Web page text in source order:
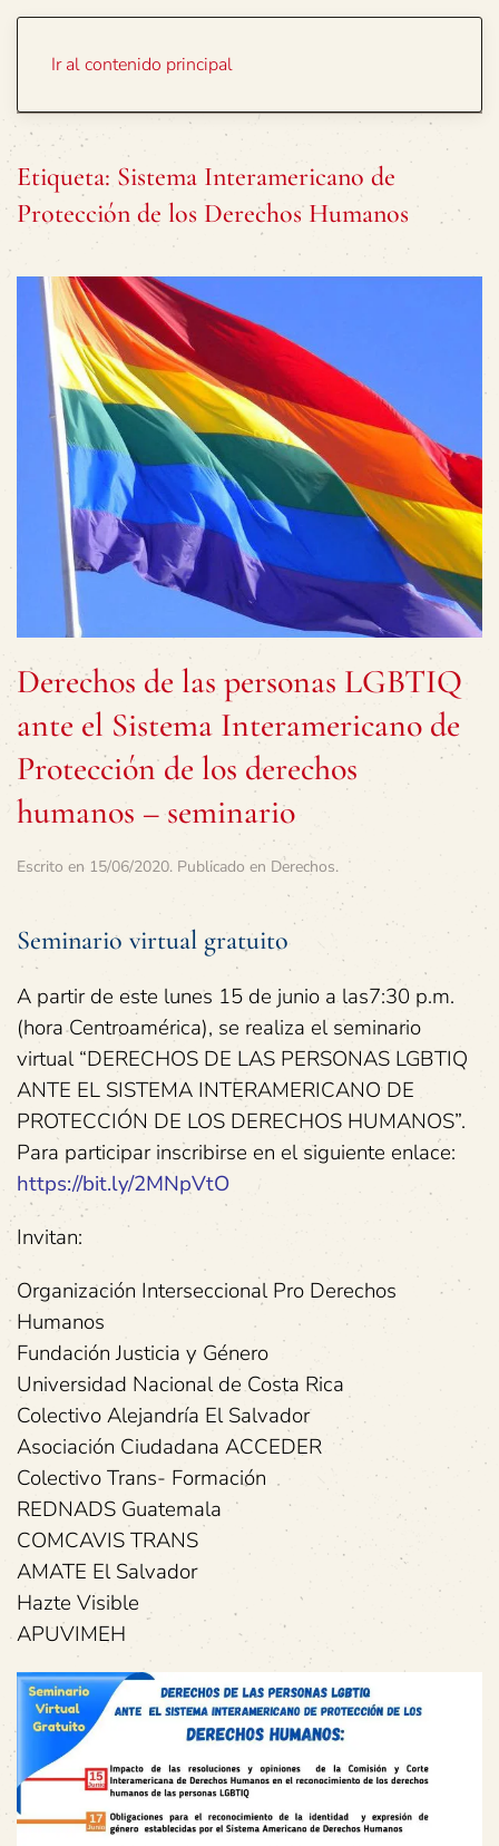
Ir al contenido principal
Etiqueta: Sistema Interamericano de
Protección de los Derechos Humanos
Derechos de las personas LGBTIQ
ante el Sistema Interamericano de
Protección de los derechos
humanos – seminario
Escrito en 15/06/2020. Publicado en Derechos.
Seminario virtual gratuito
A partir de este lunes 15 de junio a las7:30 p.m.
(hora Centroamérica), se realiza el seminario
virtual “DERECHOS DE LAS PERSONAS LGBTIQ
ANTE EL SISTEMA INTERAMERICANO DE
PROTECCIÓN DE LOS DERECHOS HUMANOS”.
Para participar inscribirse en el siguiente enlace:
https://bit.ly/2MNpVtO
Invitan:
Organización Interseccional Pro Derechos
Humanos
Fundación Justicia y Género
Universidad Nacional de Costa Rica
Colectivo Alejandría El Salvador
Asociación Ciudadana ACCEDER
Colectivo Trans- Formación
REDNADS Guatemala
COMCAVIS TRANS
AMATE El Salvador
Hazte Visible
APUVIMEH